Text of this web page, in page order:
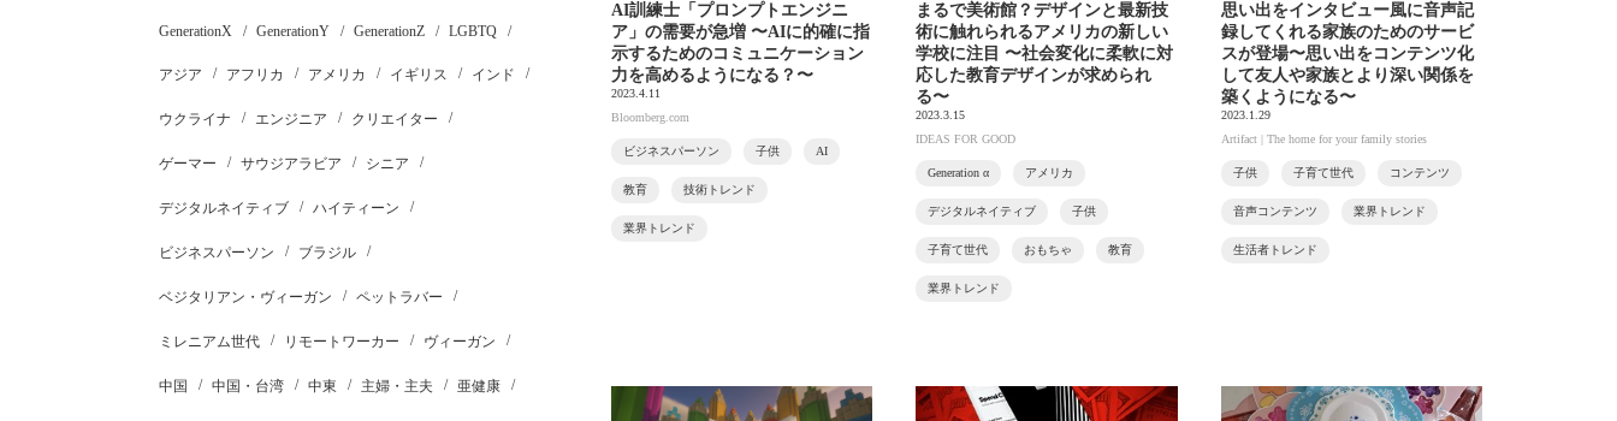
GenerationX GenerationY GenerationZ LGBTQ
アジア アフリカ アメリカ イギリス インド
ウクライナ エンジニア クリエイター
ゲーマー サウジアラビア シニア
デジタルネイティブ ハイティーン
ビジネスパーソン ブラジル
ベジタリアン・ヴィーガン ペットラバー
ミレニアム世代 リモートワーカー ヴィーガン
中国 中国・台湾 中東 主婦・主夫 亜健康
AI訓練士「プロンプトエンジニ
ア」の需要が急増 〜AIに的確に指
示するためのコミュニケーション
力を高めるようになる？〜
2023.4.11
Bloomberg.com
ビジネスパーソン 子供 AI
教育 技術トレンド
業界トレンド
まるで美術館？デザインと最新技
術に触れられるアメリカの新しい
学校に注目 〜社会変化に柔軟に対
応した教育デザインが求められ
る〜
2023.3.15
IDEAS FOR GOOD
Generation α アメリカ
デジタルネイティブ 子供
子育て世代 おもちゃ 教育
業界トレンド
思い出をインタビュー風に音声記
録してくれる家族のためのサービ
スが登場〜思い出をコンテンツ化
して友人や家族とより深い関係を
築くようになる〜
2023.1.29
Artifact | The home for your family stories
子供 子育て世代 コンテンツ
音声コンテンツ 業界トレンド
生活者トレンド